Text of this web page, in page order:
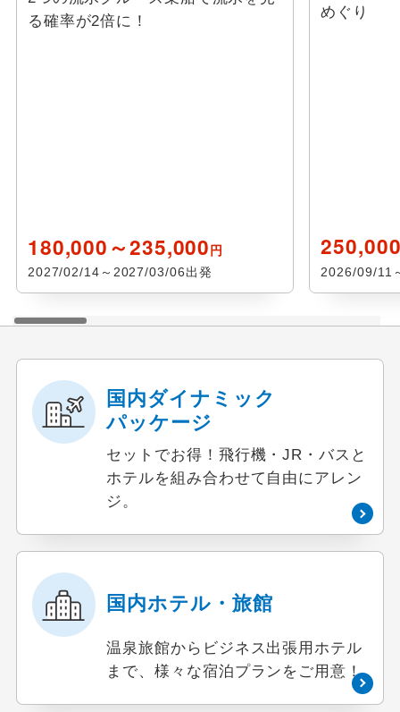
る確率が2倍に！
180,000～235,000円
2027/02/14～2027/03/06出発
めぐり
2026/09/11
国内ダイナミック
パッケージ
セットでお得！飛行機・JR・バスと
ホテルを組み合わせて自由にアレン
ジ。
国内ホテル・旅館
温泉旅館からビジネス出張用ホテル
まで、様々な宿泊プランをご用意！